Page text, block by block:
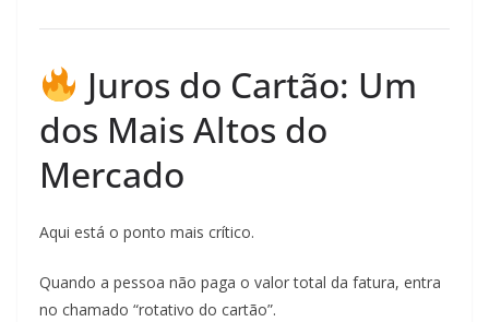
Juros do Cartão: Um
dos Mais Altos do
Mercado
Aqui está o ponto mais crítico.
Quando a pessoa não paga o valor total da fatura, entra
no chamado “rotativo do cartão”.